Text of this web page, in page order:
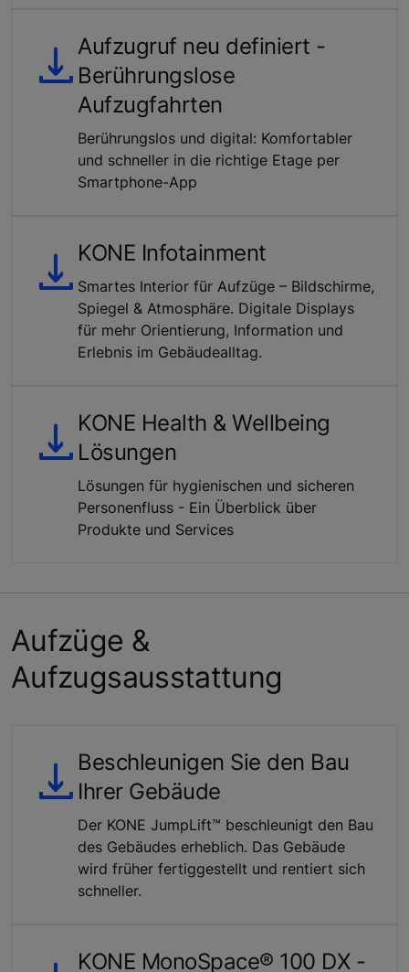
Aufzugruf neu definiert -
Berührungslose
Aufzugfahrten
Berührungslos und digital: Komfortabler
und schneller in die richtige Etage per
Smartphone-App
KONE Infotainment
Smartes Interior für Aufzüge – Bildschirme,
Spiegel & Atmosphäre. Digitale Displays
für mehr Orientierung, Information und
Erlebnis im Gebäudealltag.
KONE Health & Wellbeing
Lösungen
Lösungen für hygienischen und sicheren
Personenfluss - Ein Überblick über
Produkte und Services
Aufzüge &
Aufzugsausstattung
Beschleunigen Sie den Bau
Ihrer Gebäude
Der KONE JumpLift™ beschleunigt den Bau
des Gebäudes erheblich. Das Gebäude
wird früher fertiggestellt und rentiert sich
schneller.
KONE MonoSpace® 100 DX -